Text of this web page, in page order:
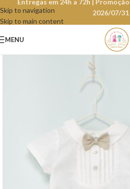
Skip to navigation
Skip to main content
Entregas em 24h a 72h |
2026/07/31
MENU